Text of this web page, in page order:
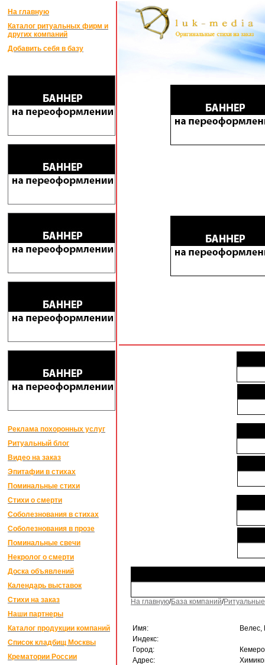
На главную
Каталог ритуальных фирм и
других компаний
Добавить себя в базу
Реклама похоронных услуг
Ритуальный блог
Видео на заказ
Эпитафии в стихах
Поминальные стихи
Стихи о смерти
Соболезнования в стихах
Соболезнования в прозе
Поминальные свечи
Некролог о смерти
Доска объявлений
Календарь выставок
Стихи на заказ
Наши партнеры
Каталог продукции компаний
Список кладбищ Москвы
Крематории России
На главную/База компаний/
Имя:
Велес,
Индекс:
Город:
Адрес: